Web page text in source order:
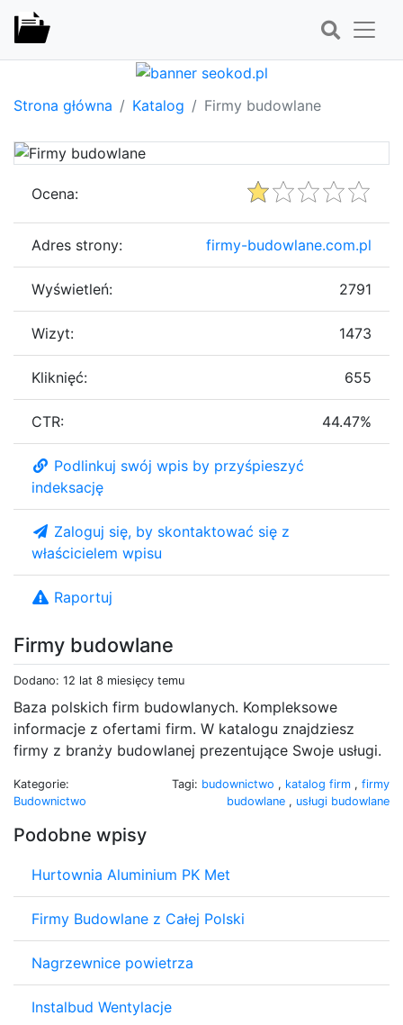
Strona główna Katalog Firmy budowlane
Firmy budowlane
Dodano: 12 lat 8 miesięcy temu
Baza polskich firm budowlanych. Kompleksowe
informacje z ofertami firm. W katalogu znajdziesz
firmy z branży budowlanej prezentujące Swoje usługi.
Kategorie:
Budownictwo
Tagi: budownictwo , katalog firm , firmy
budowlane , usługi budowlane
Podobne wpisy
Hurtownia Aluminium PK Met
Firmy Budowlane z Całej Polski
Nagrzewnice powietrza
Instalbud Wentylacje
Ocena:
Adres strony: firmy-budowlane.com.pl
Wyświetleń: 2791
Wizyt: 1473
Kliknięć: 655
CTR: 44.47%
Podlinkuj swój wpis by przyśpieszyć
indeksację
Zaloguj się, by skontaktować się z
właścicielem wpisu
Raportuj